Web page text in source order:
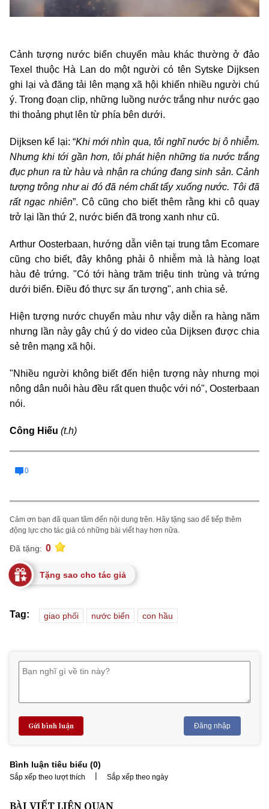
Cảnh tượng nước biển chuyển màu khác thường ở đảo
Texel thuộc Hà Lan do một người có tên Sytske Dijksen
ghi lại và đăng tải lên mạng xã hội khiến nhiều người chú
ý. Trong đoạn clip, những luồng nước trắng như nước gạo
thi thoảng phụt lên từ phía bên dưới.
Dijksen kể lại: “Khi mới nhìn qua, tôi nghĩ nước bị ô nhiễm.
Nhưng khi tới gần hơn, tôi phát hiện những tia nước trắng
đục phun ra từ hàu và nhận ra chúng đang sinh sản. Cảnh
tượng trông như ai đó đã ném chất tẩy xuống nước. Tôi đã
rất ngạc nhiên”. Cô cũng cho biết thêm rằng khi cô quay
trở lại lần thứ 2, nước biển đã trong xanh như cũ.
Arthur Oosterbaan, hướng dẫn viên tại trung tâm Ecomare
cũng cho biết, đây không phải ô nhiễm mà là hàng loạt
hàu đẻ trứng. "Có tới hàng trăm triệu tinh trùng và trứng
dưới biển. Điều đó thực sự ấn tượng", anh chia sẻ.
Hiện tượng nước chuyển màu như vậy diễn ra hàng năm
nhưng lần này gây chú ý do video của Dijksen được chia
sẻ trên mạng xã hội.
"Nhiều người không biết đến hiện tượng này nhưng mọi
nông dân nuôi hàu đều rất quen thuộc với nó", Oosterbaan
nói.
Công Hiếu (t.h)
0
Cảm ơn bạn đã quan tâm đến nội dung trên. Hãy tặng sao để tiếp thêm
động lực cho tác giả có những bài viết hay hơn nữa.
Đã tặng: 0
Tặng sao cho tác giả
Tag: giao phối nước biển con hầu
Gửi bình luận Đăng nhập
Bình luận tiêu biểu (0)
Sắp xếp theo lượt thích | Sắp xếp theo ngày
BÀI VIẾT LIÊN QUAN